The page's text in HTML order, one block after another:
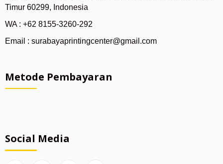
Timur 60299, Indonesia
WA : +62 8155-3260-292
Email : surabayaprintingcenter@gmail.com
Metode Pembayaran
Social Media